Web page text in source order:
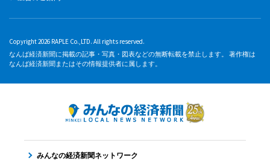
Copyright 2026 RAPLE Co.,LTD. All rights reserved.
なんば経済新聞に掲載の記事・写真・図表などの無断転載を禁止します。 著作権は
なんば経済新聞またはその情報提供者に属します。
みんなの経済新聞ネットワーク